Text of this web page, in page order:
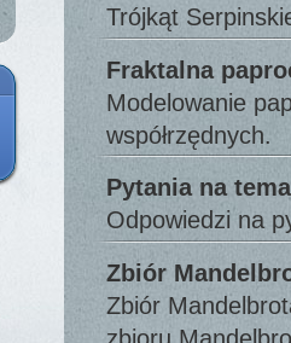
Trójkąt
Fraktalna
Modelowanie
współrzędnych.
Pytania na
Odpowiedzi na
Zbiór
Zbiór